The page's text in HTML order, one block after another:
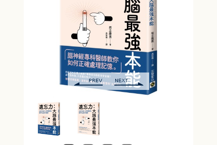
懷孕/育兒 (5)
女性保健 (8)
疾病百科 (5)
親子教養 (13)